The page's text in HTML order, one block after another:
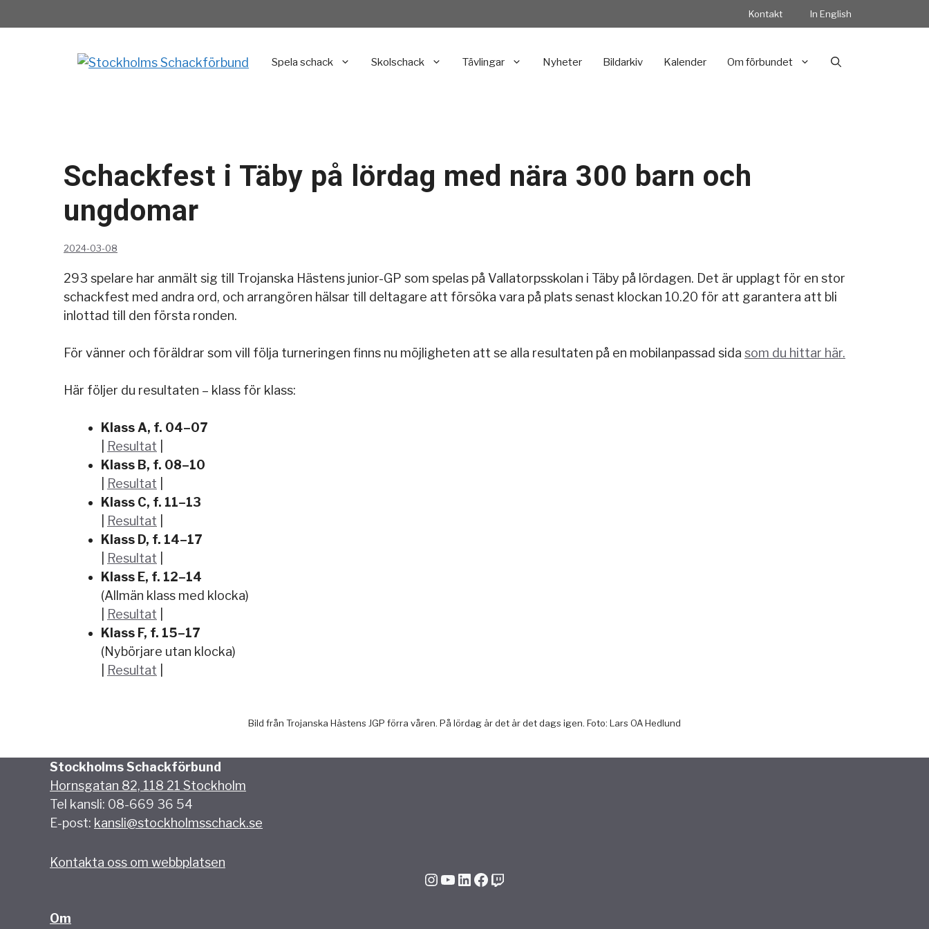
till
Kontakt In English
Spela schack Skolschack Tävlingar Nyheter Bildarkiv Kalender Om förbundet
Schackfest i Täby på lördag med nära 300 barn och
ungdomar
2024-03-08
293 spelare har anmält sig till Trojanska Hästens junior-GP som spelas på Vallatorpsskolan i Täby på lördagen. Det är upplagt för en stor
schackfest med andra ord, och arrangören hälsar till deltagare att försöka vara på plats senast klockan 10.20 för att garantera att bli
inlottad till den första ronden.
För vänner och föräldrar som vill följa turneringen finns nu möjligheten att se alla resultaten på en mobilanpassad sida som du hittar här.
Här följer du resultaten – klass för klass:
Klass A, f. 04–07
Resultat
Klass B, f. 08–10
Resultat
Klass C, f. 11–13
Resultat
Klass D, f. 14–17
Resultat
Klass E, f. 12–14
(Allmän klass med klocka)
Resultat
Klass F, f. 15–17
(Nybörjare utan klocka)
Resultat
Bild från Trojanska Hästens JGP förra våren. På lördag är det är det dags igen. Foto: Lars OA Hedlund
Stockholms Schackförbund
Hornsgatan 82, 118 21 Stockholm
Tel kansli: 08-669 36 54
E-post: kansli@stockholmsschack.se
Kontakta oss om webbplatsen
InstagramYouTube LinkedIn Facebook Twitch
Om